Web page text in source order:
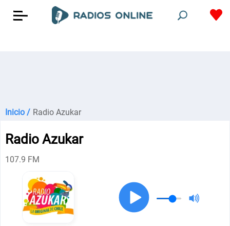
Inicio / Radio Azukar
Radio Azukar
107.9 FM